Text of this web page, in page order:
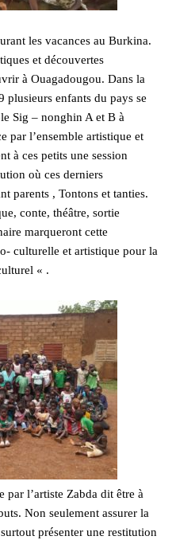
les vacances au Burkina.
et découvertes
à Ouagadougou. Dans la
plusieurs enfants du pays se
Sig – nonghin A et B à
par l’ensemble artistique et
à ces petits une session
où ces derniers
parents , Tontons et tanties.
conte, théâtre, sortie
marqueront cette
culturelle et artistique pour la
« .
par l’artiste Zabda dit être à
Non seulement assurer la
présenter une restitution